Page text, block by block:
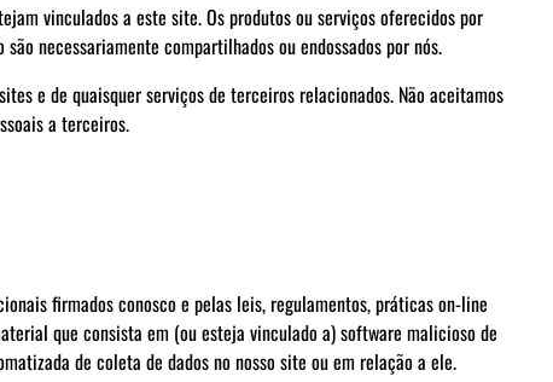
vinculados a este site. Os produtos ou serviços oferecidos por
necessariamente compartilhados ou endossados por nós.
e de quaisquer serviços de terceiros relacionados. Não aceitamos
a terceiros.
firmados conosco e pelas leis, regulamentos, práticas on-line
que consista em (ou esteja vinculado a) software malicioso de
de coleta de dados no nosso site ou em relação a ele.